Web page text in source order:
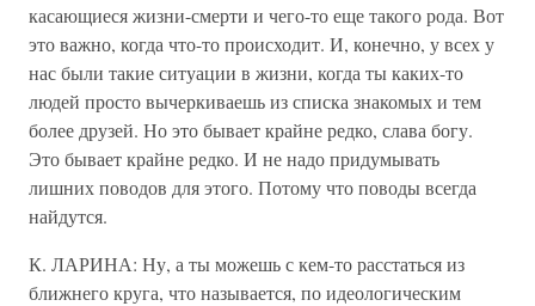
касающиеся жизни-смерти и чего-то еще такого рода. Вот
это важно, когда что-то происходит. И, конечно, у всех у
нас были такие ситуации в жизни, когда ты каких-то
людей просто вычеркиваешь из списка знакомых и тем
более друзей. Но это бывает крайне редко, слава богу.
Это бывает крайне редко. И не надо придумывать
лишних поводов для этого. Потому что поводы всегда
найдутся.
К. ЛАРИНА: Ну, а ты можешь с кем-то расстаться из
ближнего круга, что называется, по идеологическим